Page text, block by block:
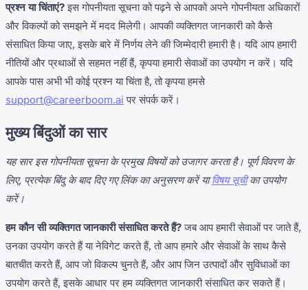
प्रश्न या चिंताएं?इस गोपनीयता सूचना को पढ़ने से आपको अपने गोपनीयता अधिकारों
और विकल्पों को समझने में मदद मिलेगी। आपकी व्यक्तिगत जानकारी को कैसे
संसाधित किया जाए, इसके बारे में निर्णय लेने की जिम्मेदारी हमारी है। यदि आप हमारी
नीतियों और प्रथाओं से सहमत नहीं हैं, कृपया हमारी सेवाओं का उपयोग न करें। यदि
आपके पास अभी भी कोई प्रश्न या चिंता है, तो कृपया हमसे
support@careerboom.ai पर संपर्क करें।
मुख्य बिंदुओं का सार
यह सार इस गोपनीयता सूचना के प्रमुख विषयों को उजागर करता है। पूर्ण विवरण के
लिए, प्रत्येक बिंदु के बाद दिए गए लिंक का अनुसरण करें याविषय सूचीका उपयोग
करें।
हम कौन सी व्यक्तिगत जानकारी संसाधित करते हैं?जब आप हमारी सेवाओं पर जाते हैं,
उनका उपयोग करते हैं या नेविगेट करते हैं, तो आप हमारे और सेवाओं के साथ कैसे
बातचीत करते हैं, आप जो विकल्प चुनते हैं, और आप जिन उत्पादों और सुविधाओं का
उपयोग करते हैं, इसके आधार पर हम व्यक्तिगत जानकारी संसाधित कर सकते हैं।